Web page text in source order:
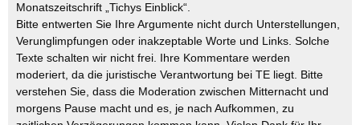
Monatszeitschrift „Tichys Einblick“.
Bitte entwerten Sie Ihre Argumente nicht durch Unterstellungen,
Verunglimpfungen oder inakzeptable Worte und Links. Solche
Texte schalten wir nicht frei. Ihre Kommentare werden
moderiert, da die juristische Verantwortung bei TE liegt. Bitte
verstehen Sie, dass die Moderation zwischen Mitternacht und
morgens Pause macht und es, je nach Aufkommen, zu